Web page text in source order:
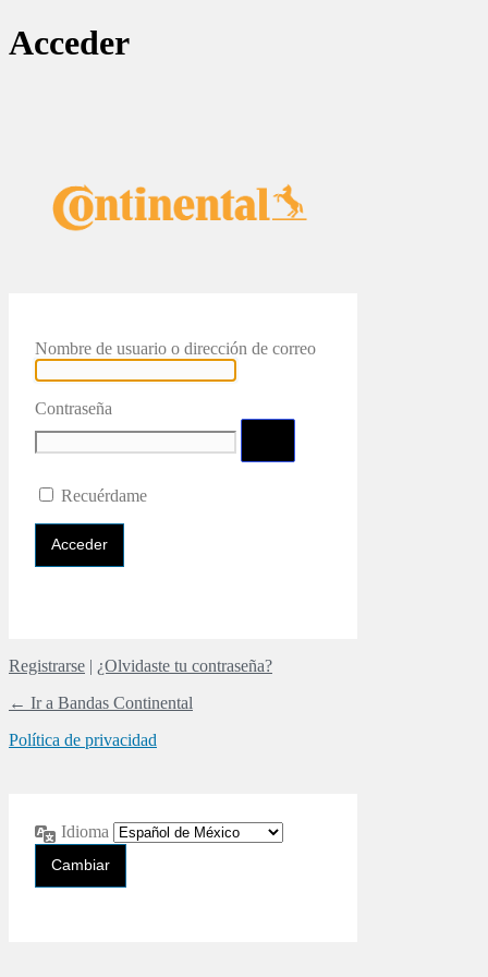
Acceder
Nombre de usuario o dirección de correo
Contraseña
Recuérdame
Registrarse | ¿Olvidaste tu contraseña?
← Ir a Bandas Continental
Política de privacidad
Idioma